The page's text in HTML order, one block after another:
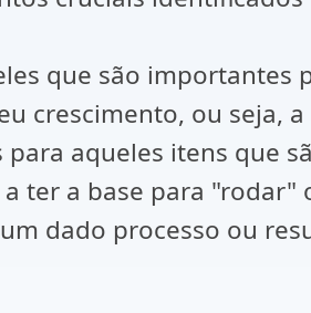
que são importantes
crescimento, ou seja,
aqueles itens que
ter a base para "rodar"
dado processo ou